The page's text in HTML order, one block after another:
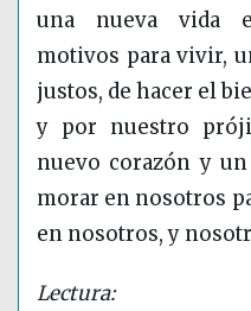
una nueva vida
motivos para vivir,
justos, de hacer el
y por nuestro
nuevo corazón y
morar en nosotros
en nosotros, y